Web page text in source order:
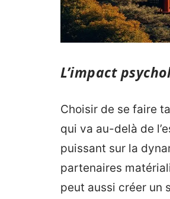
L’impact
Choisir de se faire
qui va au-delà de
puissant sur la
partenaires
peut aussi créer un